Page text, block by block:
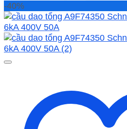
là:
1,540,000₫.
tại
924,000₫.
-40%